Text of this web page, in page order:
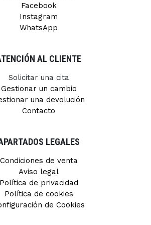
Facebook
Instagram
WhatsApp
AL CLIENTE
Solicitar una cita
Gestionar un cambio
una devolución
Contacto
LEGALES
Condiciones de venta
Aviso legal
Política de privacidad
Política de cookies
de Cookies